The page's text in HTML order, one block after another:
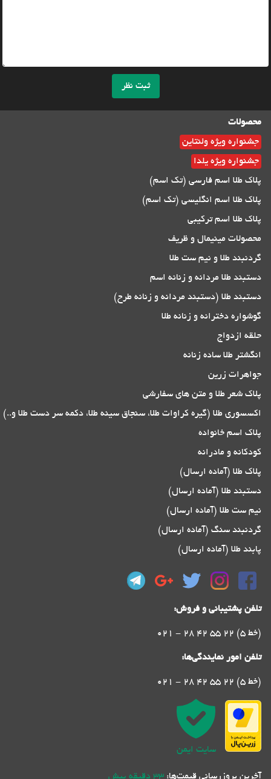
ثبت نظر
محصولات
جشنواره ویژه ولنتاین
جشنواره ویژه یلدا
پلاک طلا اسم فارسی (تک اسم)
پلاک طلا اسم انگلیسی (تک اسم)
پلاک طلا اسم ترکیبی
محصولات مینیمال و ظریف
گردنبند طلا و نیم ست طلا
دستبند طلا مردانه و زنانه اسم
دستبند طلا (دستبند مردانه و زنانه طرح)
گوشواره دخترانه و زنانه طلا
حلقه ازدواج
انگشتر طلا ساده زنانه
جواهرات زرین
پلاک شعر طلا و متن های سفارشی
اکسسوری طلا (گیره کراوات طلا، سنجاق سینه طلا، دکمه سر دست طلا و..)
پلاک اسم خانواده
کودکانه و مادرانه
پلاک طلا (آماده ارسال)
دستبند طلا (آماده ارسال)
نیم ست طلا (آماده ارسال)
گردنبند سنگ (آماده ارسال)
پابند طلا (آماده ارسال)
تلفن پشتیبانی و فروش:
021 - 28 42 55 22 (5 خط)
تلفن امور نمایندگی‌ها:
021 - 28 42 55 22 (5 خط)
سایت ایمن
آخرین بروزرسانی قیمت‌ها: 33 دقیقه پیش